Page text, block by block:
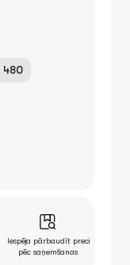
480
Iespēja pārbaudīt preci
pēc saņemšanas